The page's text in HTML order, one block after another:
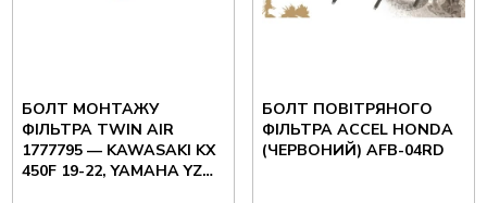
БОЛТ МОНТАЖУ
ФІЛЬТРА TWIN AIR
1777795 — KAWASAKI KX
450F 19-22, YAMAHA YZ
БОЛТ ПОВІТРЯНОГО
ФІЛЬТРА ACCEL HONDA
(ЧЕРВОНИЙ) AFB-04RD